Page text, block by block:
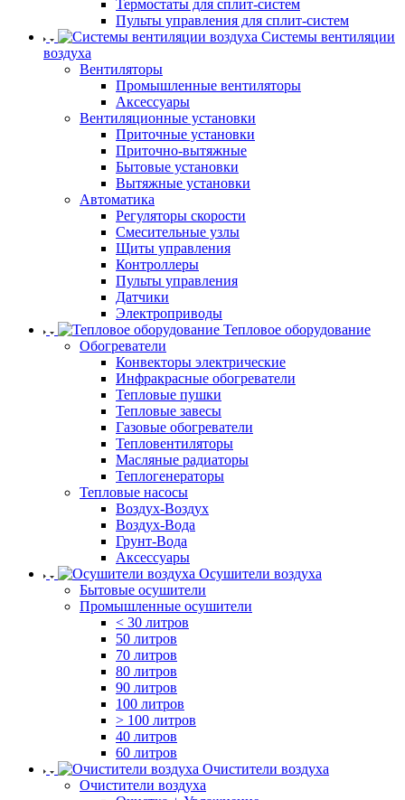
Термостаты для сплит-систем
Пульты управления для сплит-систем
Системы вентиляции
воздуха
Вентиляторы
Промышленные вентиляторы
Аксессуары
Вентиляционные установки
Приточные установки
Приточно-вытяжные
Бытовые установки
Вытяжные установки
Автоматика
Регуляторы скорости
Смесительные узлы
Щиты управления
Контроллеры
Пульты управления
Датчики
Электроприводы
Тепловое оборудование
Обогреватели
Конвекторы электрические
Инфракрасные обогреватели
Тепловые пушки
Тепловые завесы
Газовые обогреватели
Тепловентиляторы
Масляные радиаторы
Теплогенераторы
Тепловые насосы
Воздух-Воздух
Воздух-Вода
Грунт-Вода
Аксессуары
Осушители воздуха
Бытовые осушители
Промышленные осушители
< 30 литров
50 литров
70 литров
80 литров
90 литров
100 литров
> 100 литров
40 литров
60 литров
Очистители воздуха
Очистители воздуха